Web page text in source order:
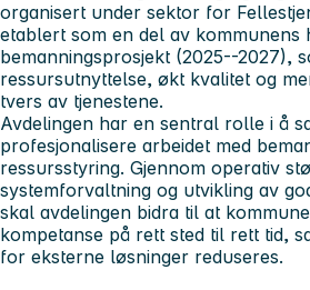
organisert under sektor for
etablert som en del av kommunens
bemanningsprosjekt (2025--2027),
ressursutnyttelse, økt kvalitet og
tvers av tjenestene.
Avdelingen har en sentral rolle i å
profesjonalisere arbeidet med
ressursstyring. Gjennom operativ
systemforvaltning og utvikling av
skal avdelingen bidra til at
kompetanse på rett sted til rett tid,
for eksterne løsninger reduseres.